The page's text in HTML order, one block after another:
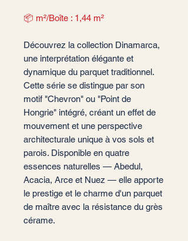
📦 m²/Boîte : 1,44 m²
Découvrez la collection Dinamarca,
une interprétation élégante et
dynamique du parquet traditionnel.
Cette série se distingue par son
motif "Chevron" ou "Point de
Hongrie" intégré, créant un effet de
mouvement et une perspective
architecturale unique à vos sols et
parois. Disponible en quatre
essences naturelles — Abedul,
Acacia, Arce et Nuez — elle apporte
le prestige et le charme d'un parquet
de maître avec la résistance du grès
cérame.